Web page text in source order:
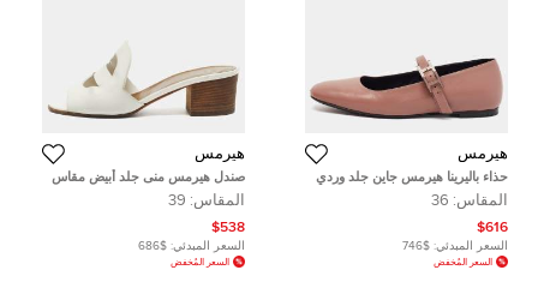
هيرمس
حذاء باليرينا هيرمس جاين جلد وردي
مغبر مقاس 36
المقاس: 36
$616
السعر المبدئي: $746
السعر المُخفض
هيرمس
صندل هيرمس منى جلد أبيض مقاس
37.5
المقاس: 39
$538
السعر المبدئي: $686
السعر المُخفض